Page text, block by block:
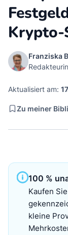
Krypto-
Franziska
Redakteurin
Aktualisiert am:
Zu meiner
100 %
Kaufen
kleine